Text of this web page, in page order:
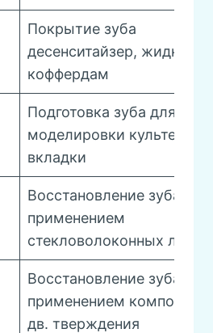
Покрытие зуба
десенситайзер, жидкий
коффердам
Подготовка зуба для
моделировки культевой
вкладки
Восстановление зуба с
применением
стекловолоконных лент
Восстановление зуба с
применением композита
дв. тверждения